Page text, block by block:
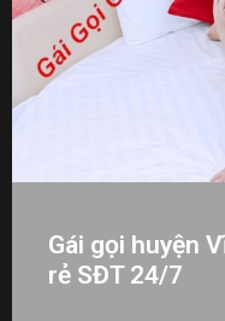
Gái gọi huyện
rẻ SĐT 24/7